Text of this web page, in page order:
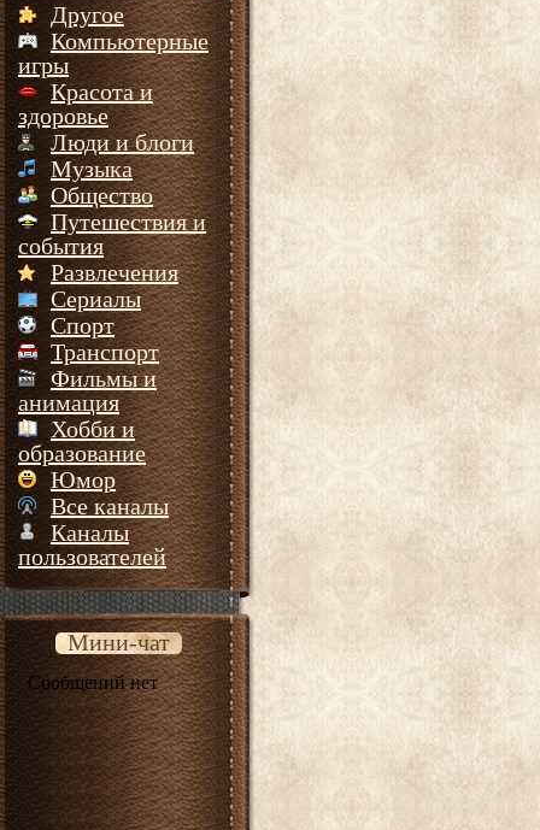
Другое
Компьютерные
игры
Красота и
здоровье
Люди и блоги
Музыка
Общество
Путешествия и
события
Развлечения
Сериалы
Спорт
Транспорт
Фильмы и
анимация
Хобби и
образование
Юмор
Все каналы
Каналы
пользователей
Мини-чат